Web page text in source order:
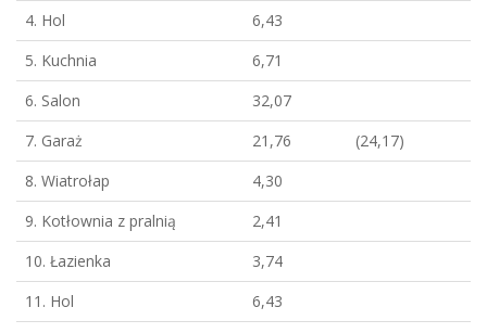
4. Hol
6,43
5. Kuchnia
6,71
6. Salon
32,07
7. Garaż
21,76
(24,17)
8. Wiatrołap
4,30
9. Kotłownia z pralnią
2,41
10. Łazienka
3,74
11. Hol
6,43